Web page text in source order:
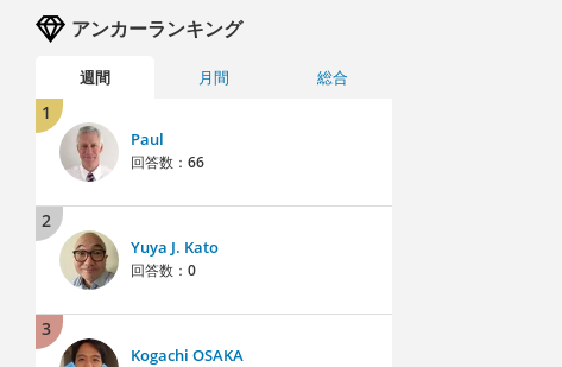
アンカーランキング
週間 月間 総合
1
Paul
回答数： 66
2
Yuya J. Kato
回答数： 0
3
Kogachi OSAKA